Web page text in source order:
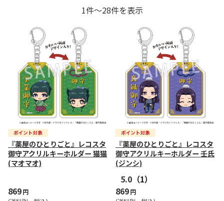
1件～28件を表示
『薬屋のひとりごと』レコスタ
御守アクリルキーホルダー 猫猫
(マオマオ)
869円
『薬屋のひとりごと』レコスタ
御守アクリルキーホルダー 壬氏
(ジンシ)
5.0 （1）
869円